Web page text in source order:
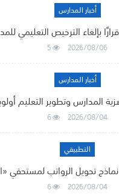
أخبار المدارس
قرارًا بإلغاء الترخيص التعليمي
2026/08/06
5
أخبار المدارس
المدارس وتطوير التعليم
2026/08/04
6
التطبيقي
تحويل الرواتب لمستحقي
2026/08/04
6